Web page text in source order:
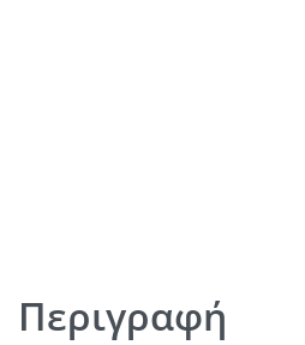
Περιγραφή